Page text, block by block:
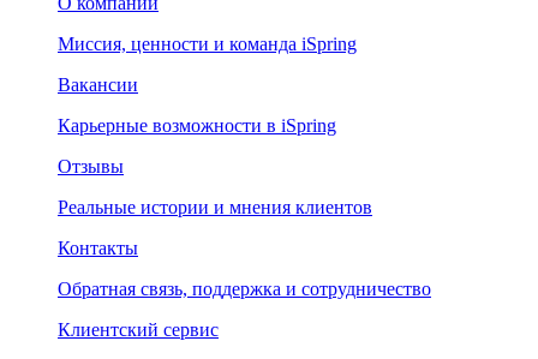
Миссия, ценности и команда iSpring
Вакансии
Карьерные возможности в iSpring
Отзывы
Реальные истории и мнения клиентов
Контакты
Обратная связь, поддержка и сотрудничество
Клиентский сервис